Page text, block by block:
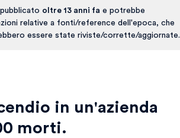
oltre 13 anni fa e potrebbe
relative a fonti/reference dell'epoca, che
essere state riviste/corrette/aggiornate.
in un'azienda
morti.